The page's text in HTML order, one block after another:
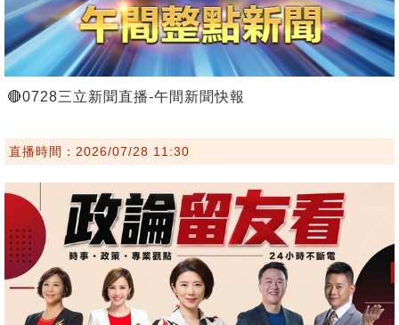
🔴0728三立新聞直播-午間新聞快報
直播時間：2026/07/28 11:30